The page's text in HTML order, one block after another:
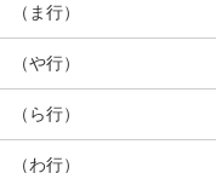
（ま行）
（や行）
（ら行）
（わ行）